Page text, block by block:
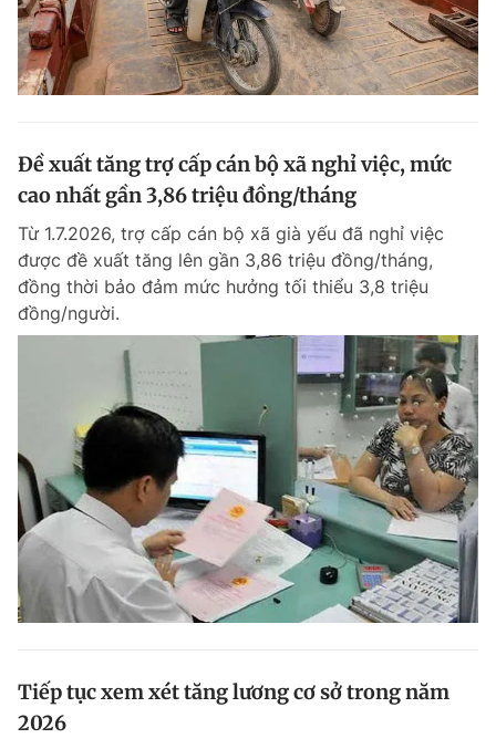
Đề xuất tăng trợ cấp cán bộ xã nghỉ việc, mức
cao nhất gần 3,86 triệu đồng/tháng
Từ 1.7.2026, trợ cấp cán bộ xã già yếu đã nghỉ việc
được đề xuất tăng lên gần 3,86 triệu đồng/tháng,
đồng thời bảo đảm mức hưởng tối thiểu 3,8 triệu
đồng/người.
Tiếp tục xem xét tăng lương cơ sở trong năm
2026